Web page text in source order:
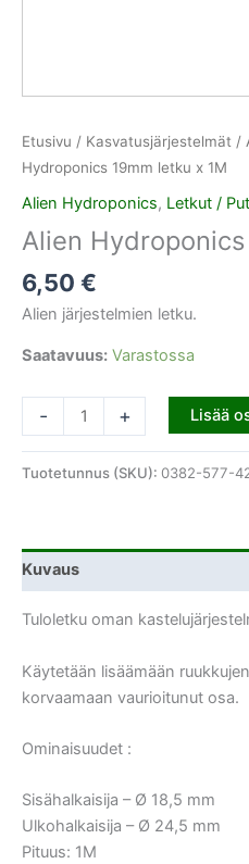
Etusivu / Kasvatusjärjestelmät /
Hydroponics 19mm letku x 1M
Alien Hydroponics, Letkut /
Alien
6,50 €
Alien järjestelmien letku.
Saatavuus: Varastossa
- + Lisää
Tuotetunnus (SKU): 0382-577-
Kuvaus
Tuloletku oman
Käytetään lisäämään
korvaamaan vaurioitunut osa.
Ominaisuudet :
Sisähalkaisija – Ø 18,5 mm
Ulkohalkaisija – Ø 24,5 mm
Pituus: 1M